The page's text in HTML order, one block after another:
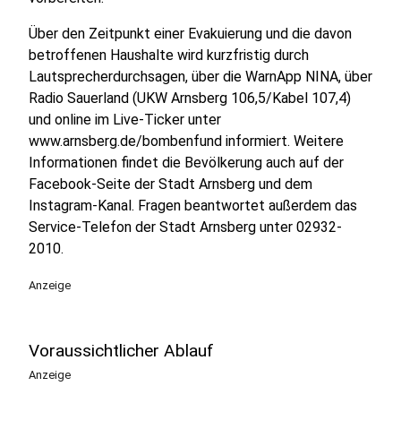
Über den Zeitpunkt einer Evakuierung und die davon
betroffenen Haushalte wird kurzfristig durch
Lautsprecherdurchsagen, über die WarnApp NINA, über
Radio Sauerland (UKW Arnsberg 106,5/Kabel 107,4)
und online im Live-Ticker unter
www.arnsberg.de/bombenfund informiert. Weitere
Informationen findet die Bevölkerung auch auf der
Facebook-Seite der Stadt Arnsberg und dem
Instagram-Kanal. Fragen beantwortet außerdem das
Service-Telefon der Stadt Arnsberg unter 02932-
2010.
Anzeige
Voraussichtlicher Ablauf
Anzeige